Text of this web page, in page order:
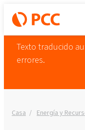
Texto traducido
errores.
Casa Energía y